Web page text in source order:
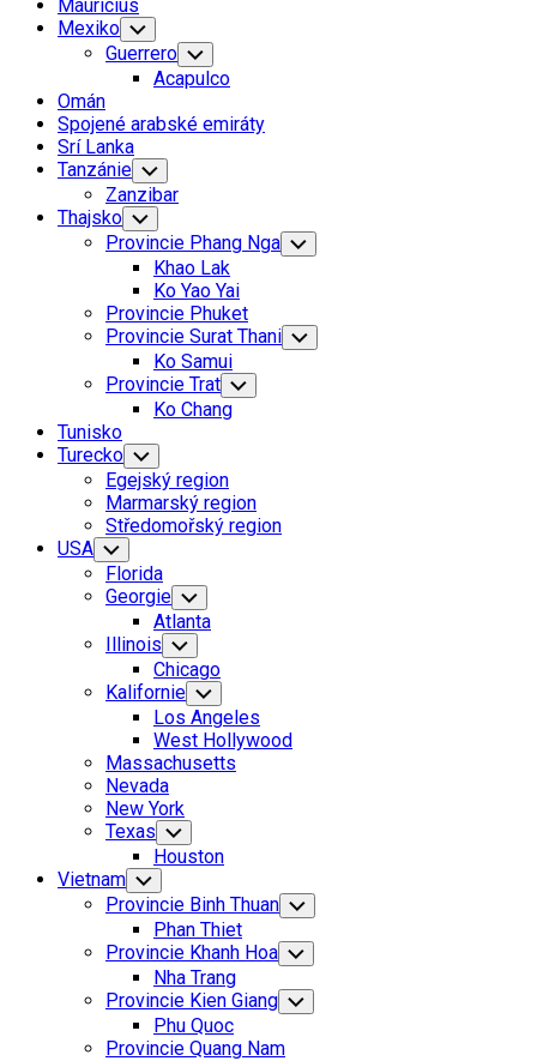
Mauricius
Mexiko Toggle
Child
Menu
Guerrero Toggle
Child
Menu
Acapulco
Omán
Spojené arabské emiráty
Srí Lanka
Tanzánie Toggle
Child
Menu
Zanzibar
Thajsko Toggle
Child
Menu
Provincie Phang Nga Toggle
Child
Khao Lak
Ko Yao Yai
Provincie Phuket
Provincie Surat Thani Toggle
Child
Ko Samui
Provincie Trat Toggle
Child
Menu
Ko Chang
Tunisko
Turecko Toggle
Child
Menu
Egejský region
Marmarský region
Středomořský region
USA Toggle
Child
Menu
Florida
Georgie Toggle
Child
Menu
Atlanta
Illinois Toggle
Child
Menu
Chicago
Kalifornie Toggle
Child
Menu
Los Angeles
West Hollywood
Massachusetts
Nevada
New York
Texas Toggle
Child
Menu
Houston
Vietnam Toggle
Child
Menu
Provincie Binh Thuan Toggle
Child
Menu
Phan Thiet
Provincie Khanh Hoa Toggle
Child
Menu
Nha Trang
Provincie Kien Giang Toggle
Child
Phu Quoc
Provincie Quang Nam